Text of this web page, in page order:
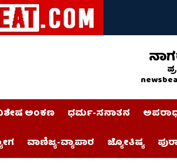
ಅಂಕಣ ಧರ್ಮ-ಸನಾತನ
ವಾಣಿಜ್ಯ-ವ್ಯಾಪಾರ ಜ್ಯೋತಿಷ್ಯ